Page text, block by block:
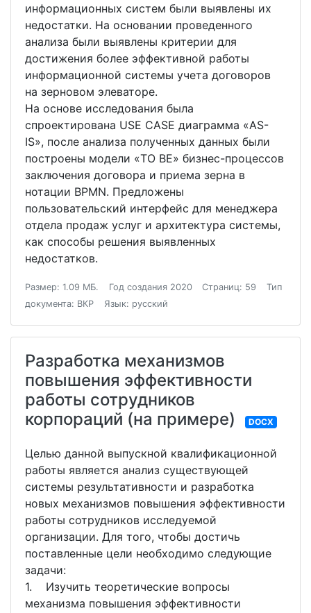
информационных систем были выявлены их
недостатки. На основании проведенного
анализа были выявлены критерии для
достижения более эффективной работы
информационной системы учета договоров
на зерновом элеваторе.
На основе исследования была
спроектирована USE CASE диаграмма «AS-
IS», после анализа полученных данных были
построены модели «TO BE» бизнес-процессов
заключения договора и приема зерна в
нотации BPMN. Предложены
пользовательский интерфейс для менеджера
отдела продаж услуг и архитектура системы,
как способы решения выявленных
недостатков.
Размер: 1.09 МБ. Год создания 2020 Страниц: 59
Тип
документа: ВКР
Язык: русский
Разработка механизмов
повышения эффективности
работы сотрудников
корпораций (на примере)
DOCX
Целью данной выпускной квалификационной
работы является анализ существующей
системы результативности и разработка
новых механизмов повышения эффективности
работы сотрудников исследуемой
организации. Для того, чтобы достичь
поставленные цели необходимо следующие
задачи:
1. Изучить теоретические вопросы
механизма повышения эффективности